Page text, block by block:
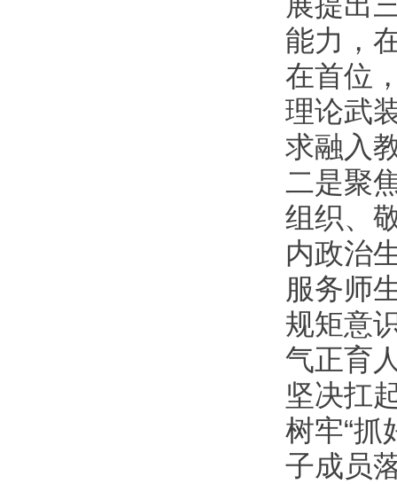
能力，
在首位
理论武
求融入
二是聚
组织、
内政治
服务师
规矩意
气正育
坚决扛
树牢“抓
子成员